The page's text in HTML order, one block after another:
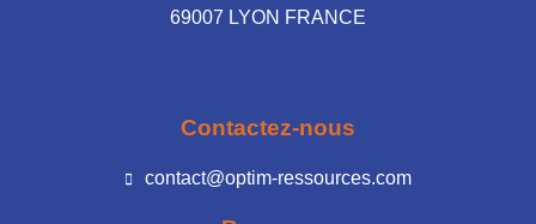
69007 LYON FRANCE
Contactez-nous
contact@optim-ressources.com